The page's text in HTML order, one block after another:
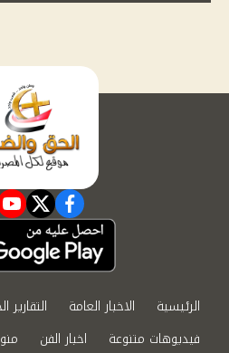
facebook
الرئيسية الاخبار العامة التقارير
فيديوهات متنوعة
اخبار الفن